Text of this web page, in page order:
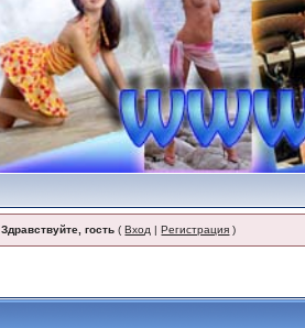
Здравствуйте, гость (Вход |Регистрация )